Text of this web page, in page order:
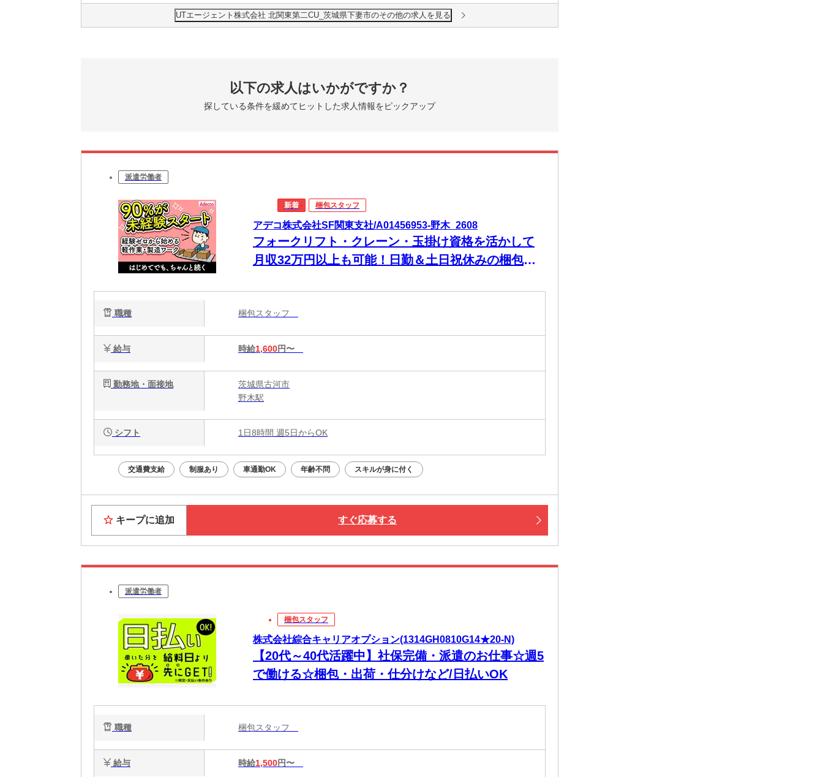
UTエージェント株式会社 北関東第二CU_茨城県下妻市のその他の求人を見る
以下の求人はいかがですか？
探している条件を緩めてヒットした求人情報をピックアップ
派遣労働者
新着 梱包スタッフ
アデコ株式会社SF関東支社/A01456953-野木_2608
フォークリフト・クレーン・玉掛け資格を活かして
月収32万円以上も可能！日勤＆土日祝休みの梱包・
職種 梱包スタッフ
給与 時給1,600円〜
勤務地・面接地
茨城県古河市
野木駅
シフト 1日8時間 週5日からOK
交通費支給 制服あり 車通勤OK 年齢不問 スキルが身に付く
キープに追加 すぐ応募する
派遣労働者
梱包スタッフ
株式会社綜合キャリアオプション(1314GH0810G14★20-N)
【20代～40代活躍中】社保完備・派遣のお仕事☆週5
で働ける☆梱包・出荷・仕分けなど/日払いOK
職種 梱包スタッフ
給与 時給1,500円〜